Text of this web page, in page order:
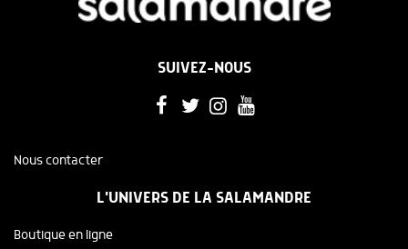
SUIVEZ-NOUS
Nous contacter
L'UNIVERS DE LA SALAMANDRE
Boutique en ligne